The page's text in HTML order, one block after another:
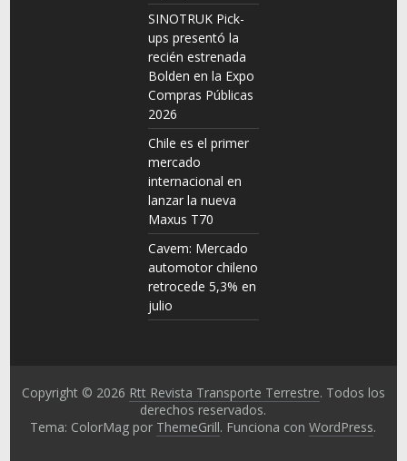
SINOTRUK Pick-
ups presentó la
recién estrenada
Bolden en la Expo
Compras Públicas
2026
Chile es el primer
mercado
internacional en
lanzar la nueva
Maxus T70
Cavem: Mercado
automotor chileno
retrocede 5,3% en
julio
Copyright © 2026 Rtt Revista Transporte Terrestre. Todos los
derechos reservados.
Tema: ColorMag por ThemeGrill. Funciona conWordPress.